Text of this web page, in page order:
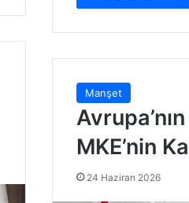
Manşet
MKE’nin
24 Haziran 2026